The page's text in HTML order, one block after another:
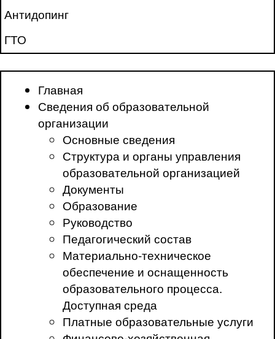
Антидопинг
ГТО
Главная
Сведения об образовательной
организации
Основные сведения
Структура и органы управления
образовательной организацией
Документы
Образование
Руководство
Педагогический состав
Материально-техническое
обеспечение и оснащенность
образовательного процесса.
Доступная среда
Платные образовательные услуги